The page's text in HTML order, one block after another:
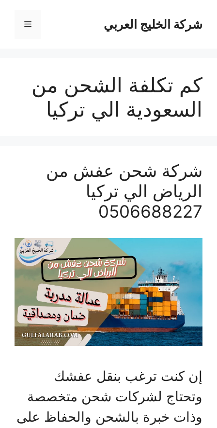
المحتوىشركة الخليج العربي القائمة
كم تكلفة الشحن من
السعودية الي تركيا
شركة شحن عفش من
الرياض الي تركيا
0506688227
إن كنت ترغب بنقل عفشك
وتحتاج لشركات شحن متخصصة
وذات خبرة بالشحن والحفاظ على